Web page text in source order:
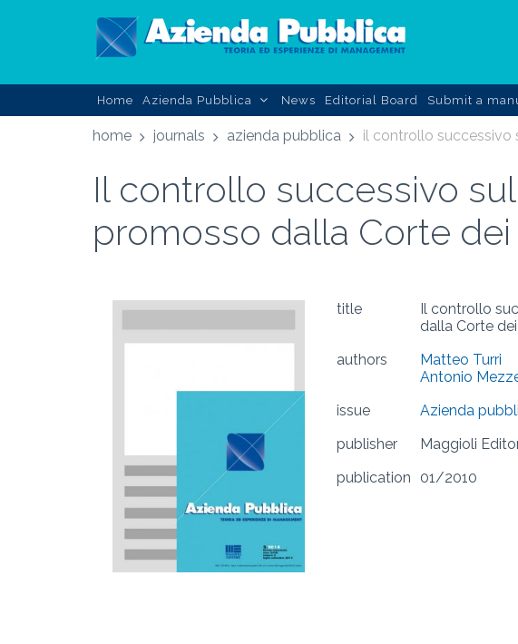
Home Azienda Pubblica News Editorial Board Submit a
home journals azienda pubblica
Il controllo successivo
promosso dalla Corte
title
Il controllo
dalla Corte
authors
Matteo Turri
Antonio
issue
Azienda
publisher
Maggioli
publication
01/2010